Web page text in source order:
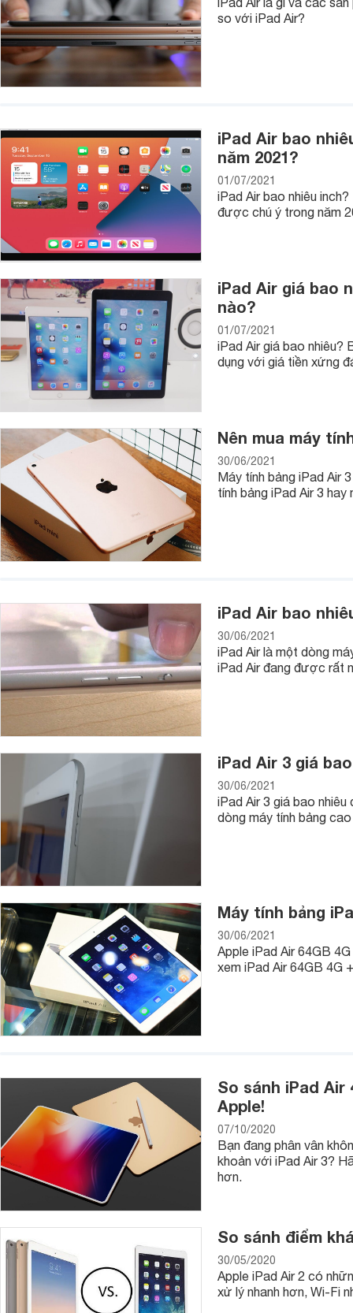
so với iPad Air?
iPad Air bao
năm 2021?
01/07/2021
iPad Air bao nhiêu
được chú ý trong năm
iPad Air giá bao
nào?
01/07/2021
iPad Air giá bao nhiêu?
dụng với giá tiền xứng
Nên mua máy
30/06/2021
Máy tính bảng iPad Air
tính bảng iPad Air 3 hay
iPad Air bao
30/06/2021
iPad Air là một dòng
iPad Air đang được rất
iPad Air 3 giá
30/06/2021
iPad Air 3 giá bao
dòng máy tính bảng
Máy tính bảng
30/06/2021
Apple iPad Air 64GB
xem iPad Air 64GB 4G
So sánh iPad
Apple!
07/10/2020
Bạn đang phân vân
khoản với iPad Air 3?
hơn.
So sánh điểm
30/05/2020
Apple iPad Air 2 có
xử lý nhanh hơn, Wi-Fi